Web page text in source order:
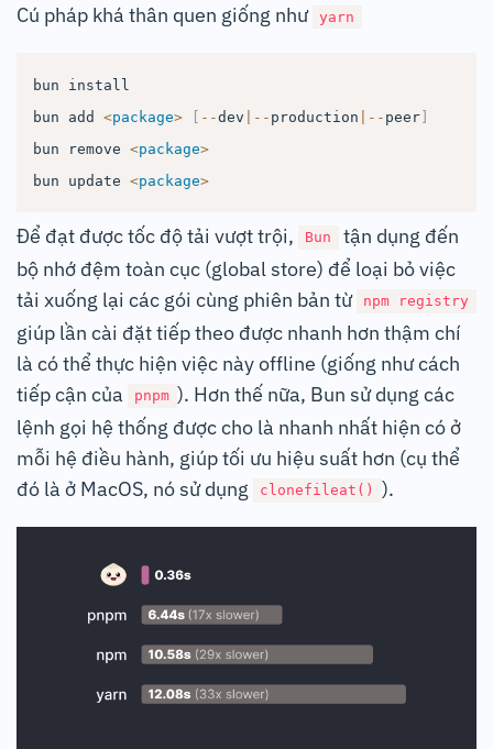
Cú pháp khá thân quen giống như
yarn
bun install
bun add <package> [ --dev -- production -- peer]
bun remove <package>
bun update <package>
Để đạt được tốc độ tải vượt trội, Bun
tận dụng đến
bộ nhớ đệm toàn cục (global store) để loại bỏ việc
tải xuống lại các gói cùng phiên bản từ
npm registry
giúp lần cài đặt tiếp theo được nhanh hơn thậm chí
là có thể thực hiện việc này offline (giống như cách
tiếp cận của
pnpm ). Hơn thế nữa, Bun sử dụng các
lệnh gọi hệ thống được cho là nhanh nhất hiện có ở
mỗi hệ điều hành, giúp tối ưu hiệu suất hơn (cụ thể
đó là ở MacOS, nó sử dụng
clonefileat() ).